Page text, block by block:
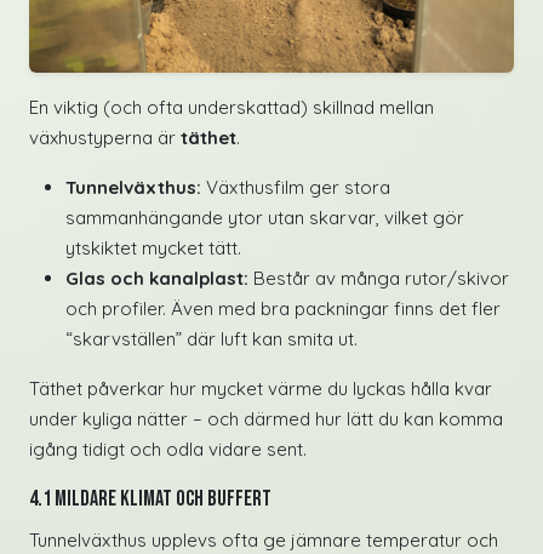
En viktig (och ofta underskattad) skillnad mellan
växhustyperna är täthet.
Tunnelväxthus: Växthusfilm ger stora
sammanhängande ytor utan skarvar, vilket gör
ytskiktet mycket tätt.
Glas och kanalplast: Består av många rutor/skivor
och profiler. Även med bra packningar finns det fler
“skarvställen” där luft kan smita ut.
Täthet påverkar hur mycket värme du lyckas hålla kvar
under kyliga nätter – och därmed hur lätt du kan komma
igång tidigt och odla vidare sent.
4.1 Mildare klimat och buffert
Tunnelväxthus upplevs ofta ge jämnare temperatur och